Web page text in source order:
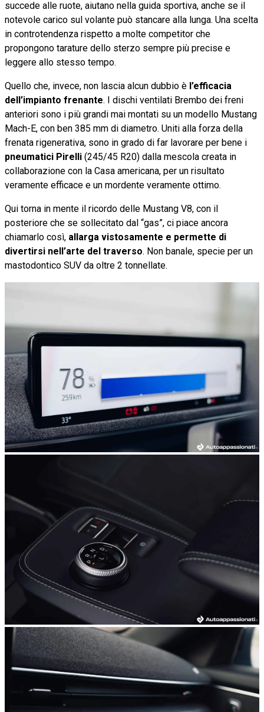
succede alle ruote, aiutano nella guida sportiva, anche se il
notevole carico sul volante può stancare alla lunga. Una scelta
in controtendenza rispetto a molte competitor che
propongono tarature dello sterzo sempre più precise e
leggere allo stesso tempo.
Quello che, invece, non lascia alcun dubbio è l’efficacia
dell’impianto frenante. I dischi ventilati Brembo dei freni
anteriori sono i più grandi mai montati su un modello Mustang
Mach-E, con ben 385 mm di diametro. Uniti alla forza della
frenata rigenerativa, sono in grado di far lavorare per bene i
pneumatici Pirelli (245/45 R20) dalla mescola creata in
collaborazione con la Casa americana, per un risultato
veramente efficace e un mordente veramente ottimo.
Qui torna in mente il ricordo delle Mustang V8, con il
posteriore che se sollecitato dal “gas”, ci piace ancora
chiamarlo così, allarga vistosamente e permette di
divertirsi nell’arte del traverso. Non banale, specie per un
mastodontico SUV da oltre 2 tonnellate.